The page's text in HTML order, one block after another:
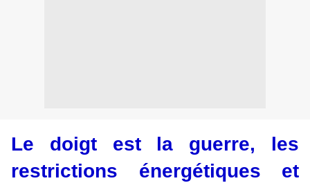
Le doigt est la guerre, les
restrictions énergétiques et